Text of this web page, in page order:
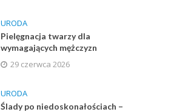
URODA
Pielęgnacja twarzy dla
wymagających mężczyzn
29 czerwca 2026
URODA
Ślady po niedoskonałościach –